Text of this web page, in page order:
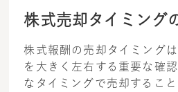
株式売却タイミング
株式報酬の売却タイミング
を大きく左右する重要な確
なタイミングで売却するこ